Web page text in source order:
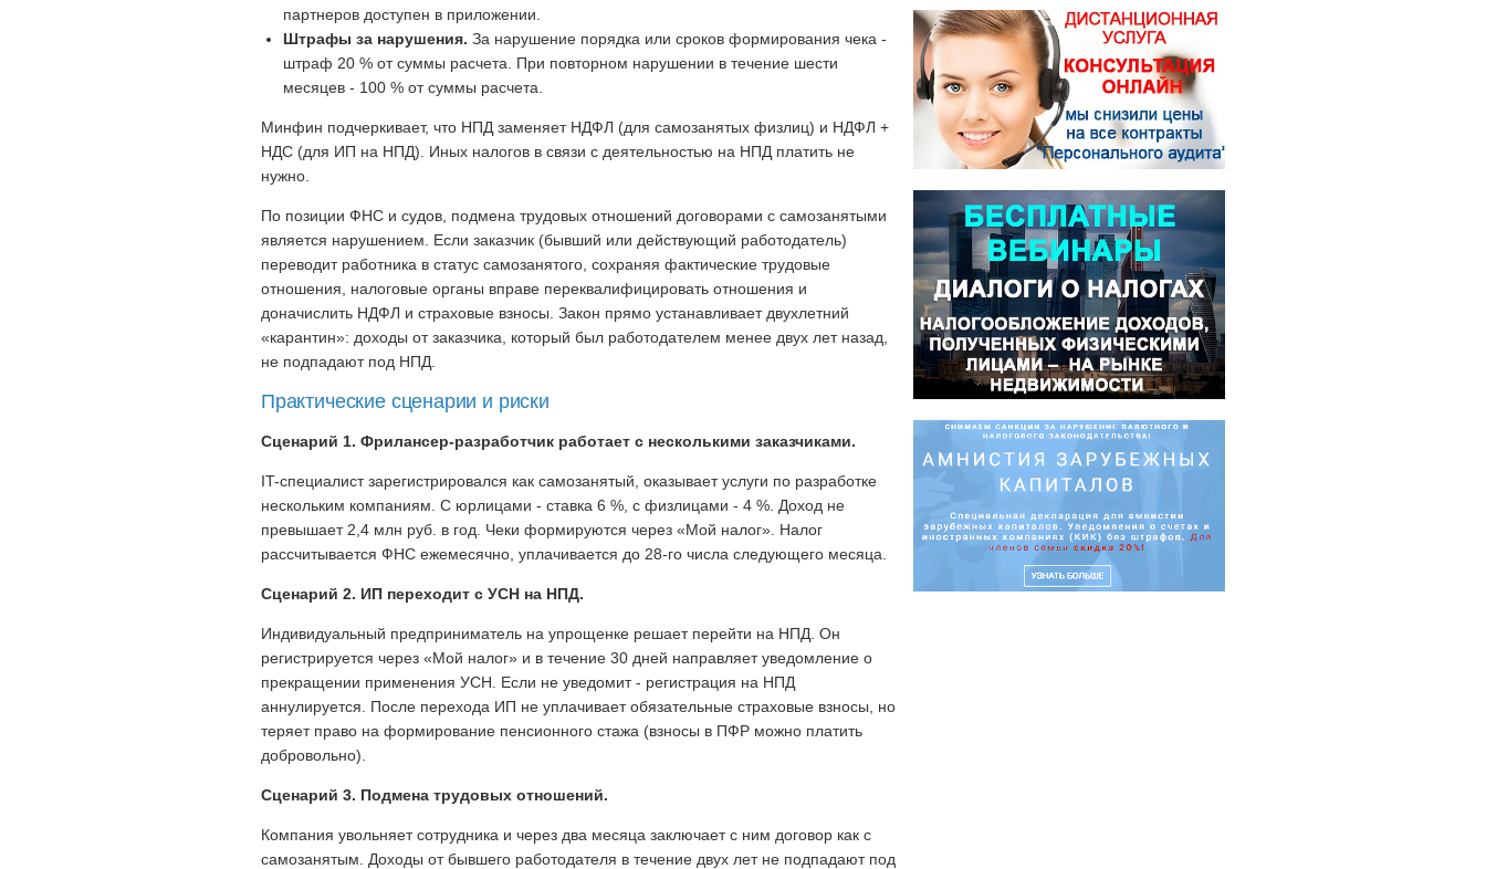
партнеров доступен в приложении.
Штрафы за нарушения. За нарушение порядка или сроков формирования чека -
штраф 20 % от суммы расчета. При повторном нарушении в течение шести
месяцев - 100 % от суммы расчета.
Минфин подчеркивает, что НПД заменяет НДФЛ (для самозанятых физлиц) и НДФЛ +
НДС (для ИП на НПД). Иных налогов в связи с деятельностью на НПД платить не
нужно.
По позиции ФНС и судов, подмена трудовых отношений договорами с самозанятыми
является нарушением. Если заказчик (бывший или действующий работодатель)
переводит работника в статус самозанятого, сохраняя фактические трудовые
отношения, налоговые органы вправе переквалифицировать отношения и
доначислить НДФЛ и страховые взносы. Закон прямо устанавливает двухлетний
«карантин»: доходы от заказчика, который был работодателем менее двух лет назад,
не подпадают под НПД.
Практические сценарии и риски
Сценарий 1. Фрилансер-разработчик работает с несколькими заказчиками.
IT-специалист зарегистрировался как самозанятый, оказывает услуги по разработке
нескольким компаниям. С юрлицами - ставка 6 %, с физлицами - 4 %. Доход не
превышает 2,4 млн руб. в год. Чеки формируются через «Мой налог». Налог
рассчитывается ФНС ежемесячно, уплачивается до 28-го числа следующего месяца.
Сценарий 2. ИП переходит с УСН на НПД.
Индивидуальный предприниматель на упрощенке решает перейти на НПД. Он
регистрируется через «Мой налог» и в течение 30 дней направляет уведомление о
прекращении применения УСН. Если не уведомит - регистрация на НПД
аннулируется. После перехода ИП не уплачивает обязательные страховые взносы, но
теряет право на формирование пенсионного стажа (взносы в ПФР можно платить
добровольно).
Сценарий 3. Подмена трудовых отношений.
Компания увольняет сотрудника и через два месяца заключает с ним договор как с
самозанятым. Доходы от бывшего работодателя в течение двух лет не подпадают под